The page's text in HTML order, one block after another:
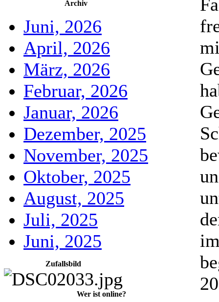
Archiv
Juni, 2026
April, 2026
März, 2026
Februar, 2026
Januar, 2026
Dezember, 2025
November, 2025
Oktober, 2025
August, 2025
Juli, 2025
Juni, 2025
Zufallsbild
Wer ist online?